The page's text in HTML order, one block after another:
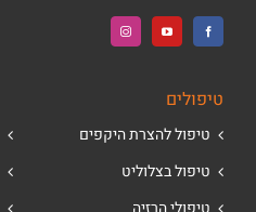
טיפולים
טיפול להצרת היקפים
טיפול בצלוליט